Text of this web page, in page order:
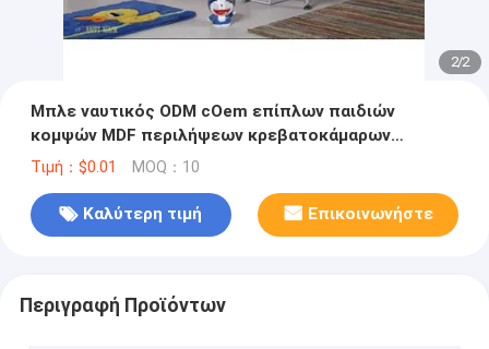
2/2
Μπλε ναυτικός ODM cOem επίπλων παιδιών
κομψών MDF περιλήψεων κρεβατοκάμαρων
παιδιών
Τιμή：$0.01 MOQ：10
Καλύτερη τιμή Επικοινωνήστε
Περιγραφή Προϊόντων